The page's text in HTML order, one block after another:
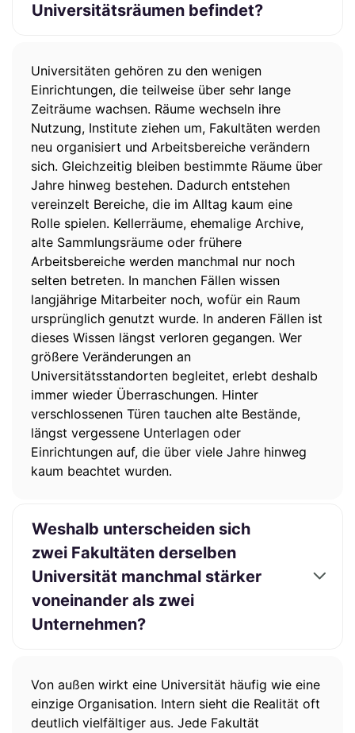
Universitätsräumen befindet?
Universitäten gehören zu den wenigen
Einrichtungen, die teilweise über sehr lange
Zeiträume wachsen. Räume wechseln ihre
Nutzung, Institute ziehen um, Fakultäten werden
neu organisiert und Arbeitsbereiche verändern
sich. Gleichzeitig bleiben bestimmte Räume über
Jahre hinweg bestehen. Dadurch entstehen
vereinzelt Bereiche, die im Alltag kaum eine
Rolle spielen. Kellerräume, ehemalige Archive,
alte Sammlungsräume oder frühere
Arbeitsbereiche werden manchmal nur noch
selten betreten. In manchen Fällen wissen
langjährige Mitarbeiter noch, wofür ein Raum
ursprünglich genutzt wurde. In anderen Fällen ist
dieses Wissen längst verloren gegangen. Wer
größere Veränderungen an
Universitätsstandorten begleitet, erlebt deshalb
immer wieder Überraschungen. Hinter
verschlossenen Türen tauchen alte Bestände,
längst vergessene Unterlagen oder
Einrichtungen auf, die über viele Jahre hinweg
kaum beachtet wurden.
Weshalb unterscheiden sich
zwei Fakultäten derselben
Universität manchmal stärker
voneinander als zwei
Unternehmen?
Von außen wirkt eine Universität häufig wie eine
einzige Organisation. Intern sieht die Realität oft
deutlich vielfältiger aus. Jede Fakultät